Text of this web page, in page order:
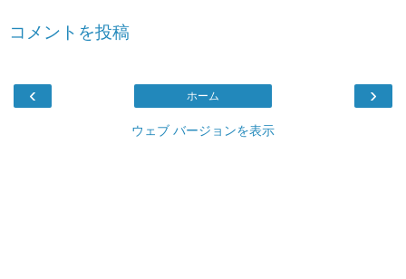
コメントを投稿
‹ ›
ホーム
ウェブ バージョンを表示